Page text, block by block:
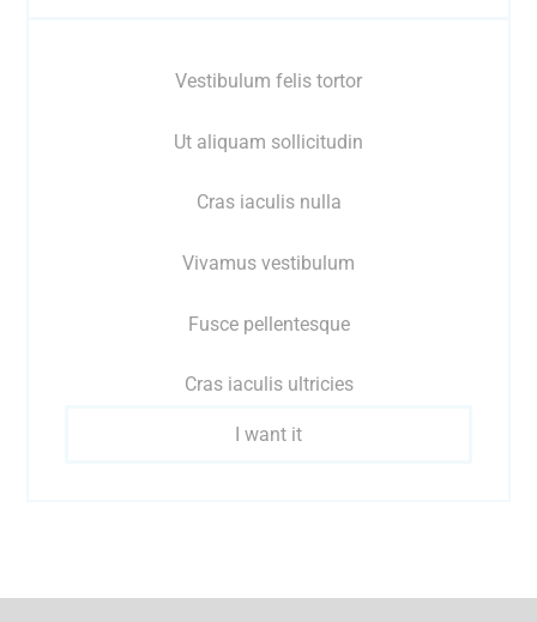
Vestibulum felis tortor
Ut aliquam sollicitudin
Cras iaculis nulla
Vivamus vestibulum
Fusce pellentesque
Cras iaculis ultricies
I want it